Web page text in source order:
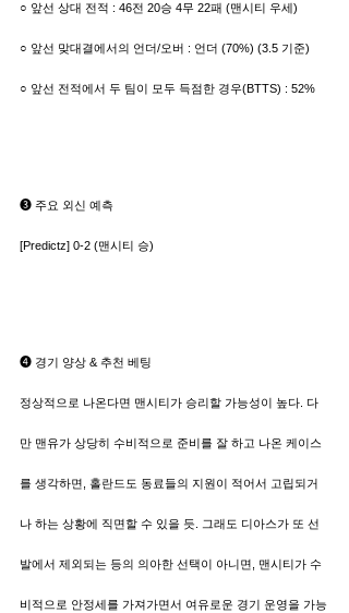
○ 앞선 상대 전적 : 46전 20승 4무 22패 (맨시티 우세)
○ 앞선 맞대결에서의 언더/오버 : 언더 (70%) (3.5 기준)
○ 앞선 전적에서 두 팀이 모두 득점한 경우(BTTS) : 52%
➌ 주요 외신 예측
[Predictz] 0-2 (맨시티 승)
➍ 경기 양상 & 추천 베팅
정상적으로 나온다면 맨시티가 승리할 가능성이 높다. 다
만 맨유가 상당히 수비적으로 준비를 잘 하고 나온 케이스
를 생각하면, 홀란드도 동료들의 지원이 적어서 고립되거
나 하는 상황에 직면할 수 있을 듯. 그래도 디아스가 또 선
발에서 제외되는 등의 의아한 선택이 아니면, 맨시티가 수
비적으로 안정세를 가져가면서 여유로운 경기 운영을 가능